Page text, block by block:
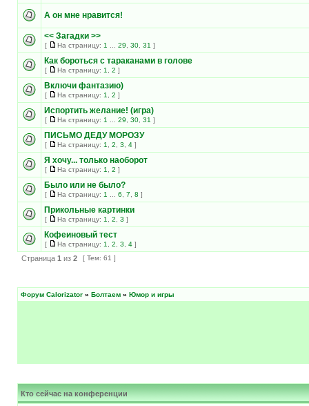
А он мне нравится!
<< Загадки >>
[ На страницу: 1 29 30 31 ]
Как бороться с тараканами в голове
[ На страницу: 1 2 ]
Включи фантазию)
[ На страницу: 1 2 ]
Испортить желание! (игра)
[ На страницу: 1 29 30 31 ]
ПИСЬМО ДЕДУ МОРОЗУ
[ На страницу: 1 2 3 4 ]
Я хочу... только наоборот
[ На страницу: 1 2 ]
Было или не было?
[ На страницу: 1 6 7 8 ]
Прикольные картинки
[ На страницу: 1 2 3 ]
Кофеиновый тест
[ На страницу: 1 2 3 4 ]
Страница 1 из 2 [ Тем: 61 ]
Форум Calorizator » Болтаем » Юмор и игры
Кто сейчас на конференции